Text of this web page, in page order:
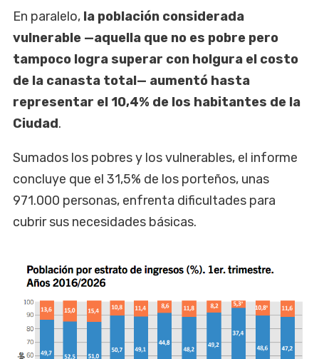
En paralelo, la población considerada
vulnerable —aquella que no es pobre pero
tampoco logra superar con holgura el costo
de la canasta total— aumentó hasta
representar el 10,4% de los habitantes de la
Ciudad.
Sumados los pobres y los vulnerables, el informe
concluye que el 31,5% de los porteños, unas
971.000 personas, enfrenta dificultades para
cubrir sus necesidades básicas.